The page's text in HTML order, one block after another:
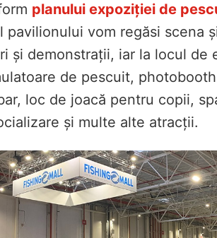
planului expoziției de
pavilionului vom regăsi scena
și demonstrații, iar la locul de
de pescuit,
loc de joacă pentru copii,
și multe alte atracții.